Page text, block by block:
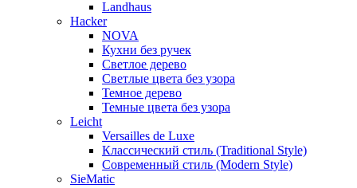
Landhaus
Hacker
NOVA
Кухни без ручек
Светлое дерево
Светлые цвета без узора
Темное дерево
Темные цвета без узора
Leicht
Versailles de Luxe
Классический стиль (Traditional Style)
Современный стиль (Modern Style)
SieMatic